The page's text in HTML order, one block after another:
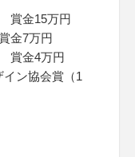
賞金15万円
金7万円
賞金4万円
ン協会賞（1